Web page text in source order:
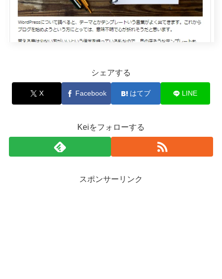
シェアする
X Facebook はてブ LINE
Keiをフォローする
スポンサーリンク